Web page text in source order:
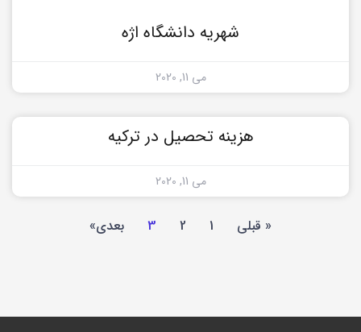
شهریه دانشگاه اژه
می 11, 2020
هزینه تحصیل در ترکیه
می 11, 2020
« قبلی 1
2
3 بعدی»